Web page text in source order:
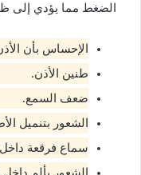
الضغط مما يؤدي إلى
الإحساس بأن
طنين الأذن.
ضعف السمع.
الشعور بتنميل
سماع فرقعة داخل
الشعور بألم داخل